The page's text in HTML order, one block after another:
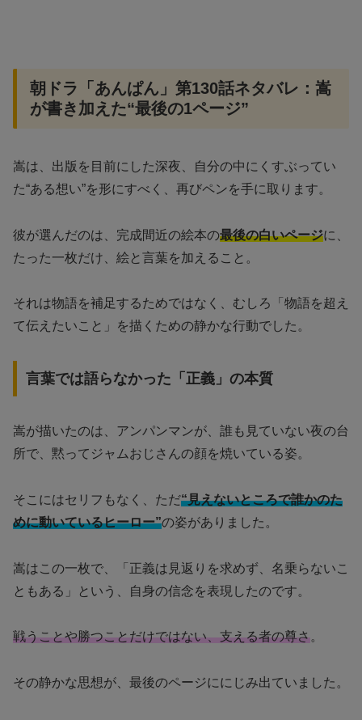
朝ドラ「あんぱん」第130話ネタバレ：嵩
が書き加えた“最後の1ページ”
嵩は、出版を目前にした深夜、自分の中にくすぶってい
た“ある想い”を形にすべく、再びペンを手に取ります。
彼が選んだのは、完成間近の絵本の最後の白いページに、
たった一枚だけ、絵と言葉を加えること。
それは物語を補足するためではなく、むしろ「物語を超え
て伝えたいこと」を描くための静かな行動でした。
言葉では語らなかった「正義」の本質
嵩が描いたのは、アンパンマンが、誰も見ていない夜の台
所で、黙ってジャムおじさんの顔を焼いている姿。
そこにはセリフもなく、ただ“見えないところで誰かのた
めに動いているヒーロー”の姿がありました。
嵩はこの一枚で、「正義は見返りを求めず、名乗らないこ
ともある」という、自身の信念を表現したのです。
戦うことや勝つことだけではない、支える者の尊さ。
その静かな思想が、最後のページににじみ出ていました。